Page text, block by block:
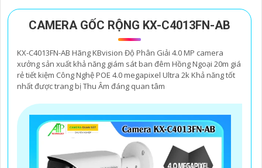
CAMERA GỐC RỘNG KX-C4013FN-AB
KX-C4013FN-AB Hãng KBvision Độ Phân Giải 4.0 MP camera
xưởng sản xuất khả năng giám sát ban đêm Hồng Ngoại 20m giá
rẻ tiết kiệm Công Nghệ POE 4.0 megapixel Ultra 2k Khả năng tốt
nhất được trang bị Thu Âm đáng quan tâm